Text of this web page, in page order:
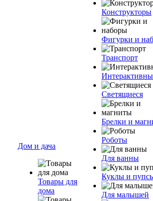
Дом и дача
Товары для
дома
Конструкторы
Фигурки и
Транспорт
Светящиеся
Брелки и
Роботы
Для ванны
Куклы и
Для малышей